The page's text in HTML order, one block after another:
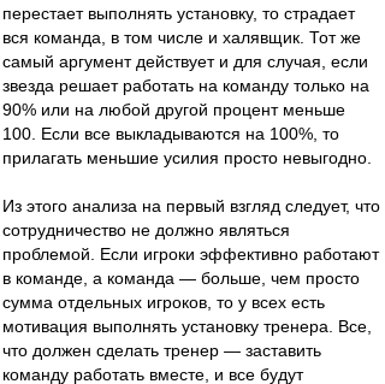
перестает выполнять установку, то страдает
вся команда, в том числе и халявщик. Тот же
самый аргумент действует и для случая, если
звезда решает работать на команду только на
90% или на любой другой процент меньше
100. Если все выкладываются на 100%, то
прилагать меньшие усилия просто невыгодно.
Из этого анализа на первый взгляд следует, что
сотрудничество не должно являться
проблемой. Если игроки эффективно работают
в команде, а команда — больше, чем просто
сумма отдельных игроков, то у всех есть
мотивация выполнять установку тренера. Все,
что должен сделать тренер — заставить
команду работать вместе, и все будут